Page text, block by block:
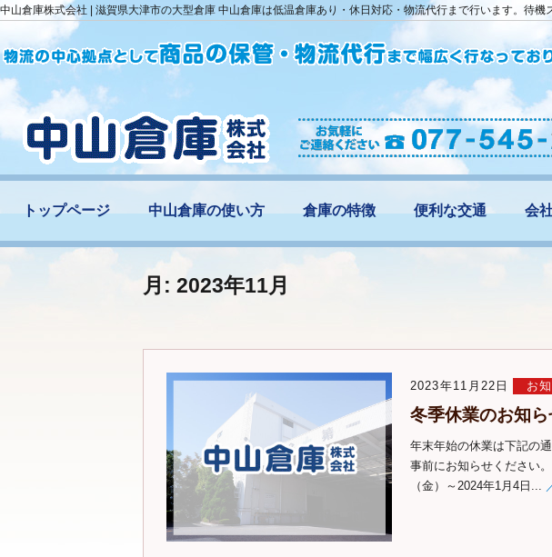
中山倉庫株式会社 | 滋賀県大津市の大型倉庫 中山倉庫は低温倉庫あり・休日対応・物流代行まで行います。待機
トップページ 中山倉庫の使い方 倉庫の特徴 便利な交通 会
月: 2023年11月
2023年11月22日 お
冬季休業のお知ら
年末年始の休業は下記の
事前にお知らせください
（金）～2024年1月4日...